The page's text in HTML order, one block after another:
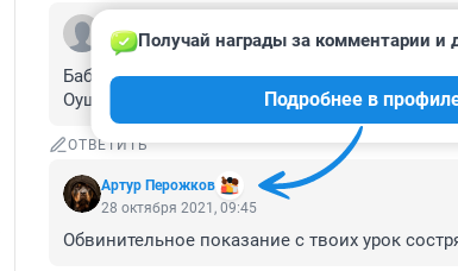
28 октября 2021, 09:59
Бабушкины страшилки. Кроме как сказки
Оушена.
ОТВЕТИТЬ
Артур Перожков
Получай награды за комментарии и
Подробнее в
28 октября 2021, 09:45
Обвинительное показание с твоих урок